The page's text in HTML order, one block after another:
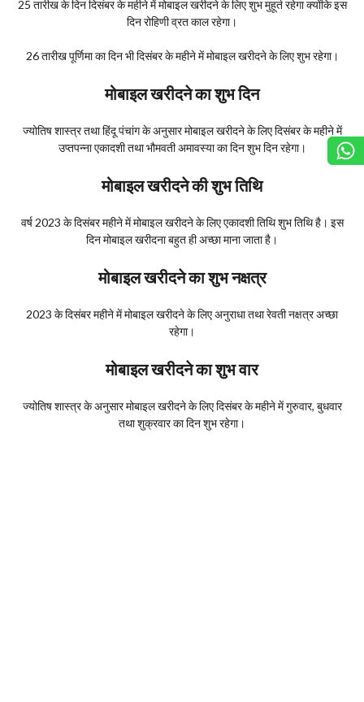
25 तारीख के दिन दिसंबर के महीने में मोबाइल खरीदने के लिए शुभ मुहूर्त रहेगा क्योंकि इस
दिन रोहिणी व्रत काल रहेगा।
26 तारीख पूर्णिमा का दिन भी दिसंबर के महीने में मोबाइल खरीदने के लिए शुभ रहेगा।
मोबाइल खरीदने का शुभ दिन
ज्योतिष शास्त्र तथा हिंदू पंचांग के अनुसार मोबाइल खरीदने के लिए दिसंबर के महीने में
उप्तपन्ना एकादशी तथा भौमवती अमावस्या का दिन शुभ दिन रहेगा।
मोबाइल खरीदने की शुभ तिथि
वर्ष 2023 के दिसंबर महीने में मोबाइल खरीदने के लिए एकादशी तिथि शुभ तिथि है। इस
दिन मोबाइल खरीदना बहुत ही अच्छा माना जाता है।
मोबाइल खरीदने का शुभ नक्षत्र
2023 के दिसंबर महीने में मोबाइल खरीदने के लिए अनुराधा तथा रेवती नक्षत्र अच्छा
रहेगा।
मोबाइल खरीदने का शुभ वार
ज्योतिष शास्त्र के अनुसार मोबाइल खरीदने के लिए दिसंबर के महीने में गुरुवार, बुधवार
तथा शुक्रवार का दिन शुभ रहेगा।